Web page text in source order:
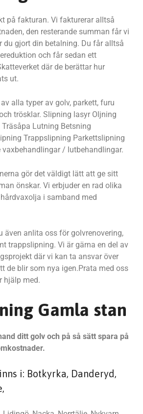
på fakturan. Vi fakturerar alltså
den resterande summan får vi
du gjort din betalning. Du får alltså
och får sedan ett
där de berättar hur
ut.
alla typer av golv, parkett, furu
trösklar. Slipning lasyr Oljning
Lutning Betsning
Trappslipning Parkettslipning
vaxbehandlingar / lutbehandlingar.
gör det väldigt lätt att ge sitt
önskar. Vi erbjuder en rad olika
i samband med
även anlita oss för golvrenovering,
trappslipning. Vi är gärna en del av
där vi kan ta ansvar över
de blir som nya igen.Prata med oss
hjälp med.
Gamla stan
ditt golv och på så sätt spara på
i: Botkyrka, Danderyd,